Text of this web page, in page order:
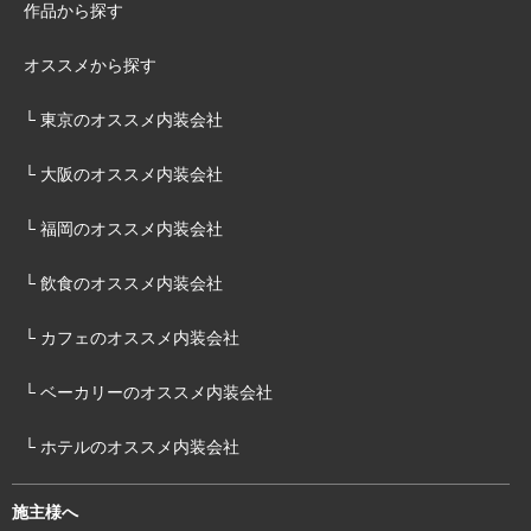
作品から探す
オススメから探す
└ 東京のオススメ内装会社
└ 大阪のオススメ内装会社
└ 福岡のオススメ内装会社
└ 飲食のオススメ内装会社
└ カフェのオススメ内装会社
└ ベーカリーのオススメ内装会社
└ ホテルのオススメ内装会社
施主様へ